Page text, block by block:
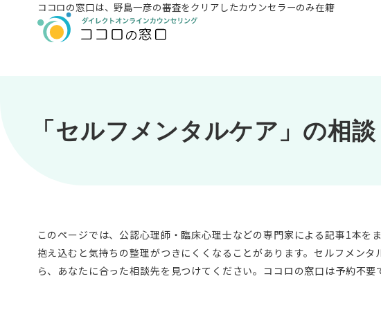
ココロの窓口は、野島一彦の審査をクリアしたカウンセラーのみ在籍
「セルフメンタルケア」の相
このページでは、公認心理師・臨床心理士などの専門家による記事1本
抱え込むと気持ちの整理がつきにくくなることがあります。セルフメン
ら、あなたに合った相談先を見つけてください。ココロの窓口は予約不